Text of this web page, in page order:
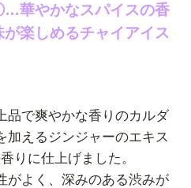
華やかなスパイスの香
楽しめるチャイアイス
品で爽やかな香りのカルダ
加えるジンジャーのエキス
りに仕上げました。
がよく、深みのある渋みが